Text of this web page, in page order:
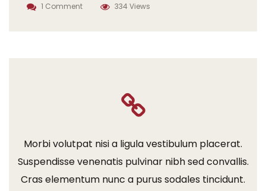
1 Comment 334 Views
Morbi volutpat nisi a ligula vestibulum placerat.
Suspendisse venenatis pulvinar nibh sed convallis.
Cras elementum nunc a purus sodales tincidunt.